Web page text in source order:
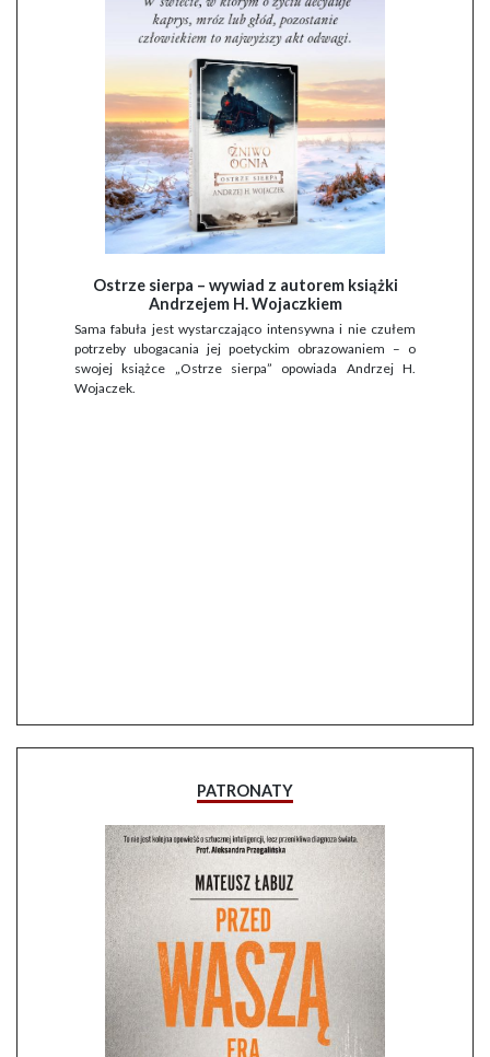
Ostrze sierpa – wywiad z autorem książki
Andrzejem H. Wojaczkiem
Sama fabuła jest wystarczająco intensywna i nie czułem
potrzeby ubogacania jej poetyckim obrazowaniem – o
swojej książce „Ostrze sierpa” opowiada Andrzej H.
Wojaczek.
PATRONATY